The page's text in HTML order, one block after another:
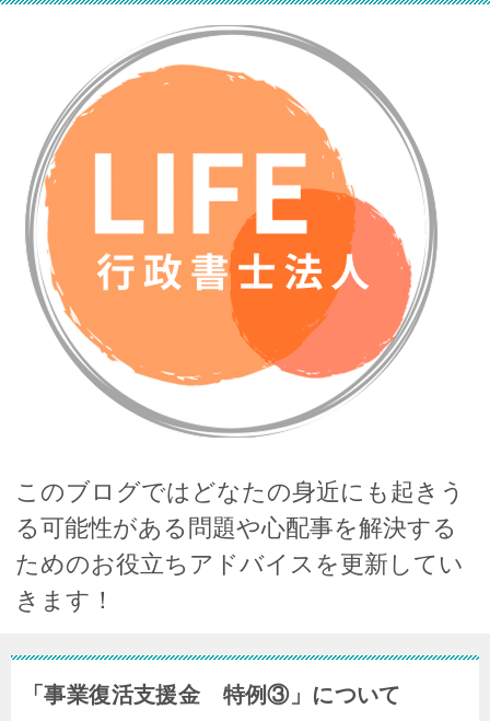
このブログではどなたの身近にも起きう
る可能性がある問題や心配事を解決する
ためのお役立ちアドバイスを更新してい
きます！
「事業復活支援金 特例③」について